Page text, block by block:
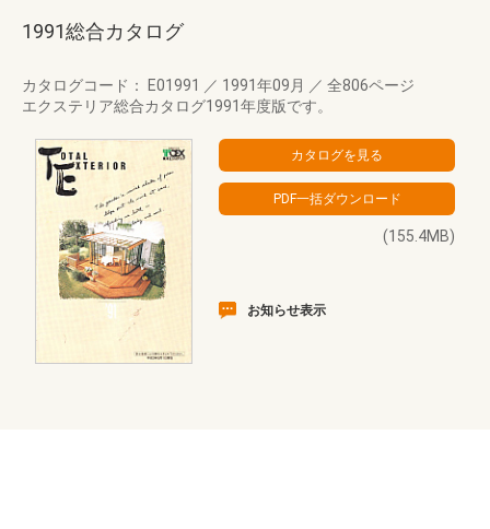
1991総合カタログ
カタログコード： E01991 ／ 1991年09月 ／ 全806ページ
エクステリア総合カタログ1991年度版です。
(155.4MB)
お知らせ表示